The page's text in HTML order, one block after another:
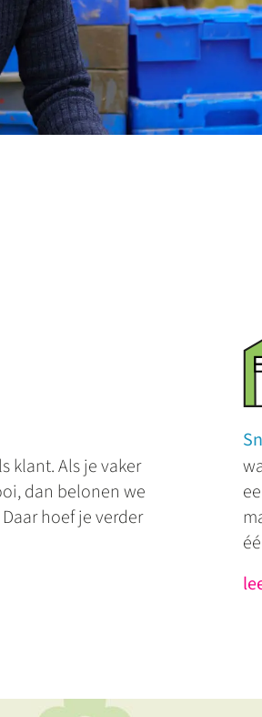
klant. Als je vaker
dan belonen we
hoef je verder